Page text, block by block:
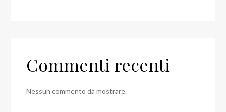
Commenti recenti
Nessun commento da mostrare.